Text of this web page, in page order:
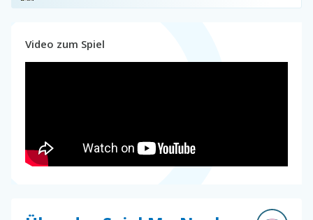
Video zum Spiel